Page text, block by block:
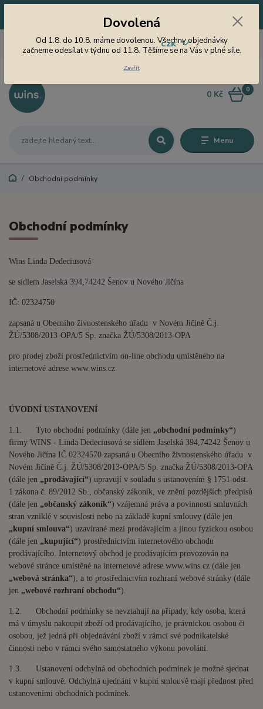
začneme odesílat v týdnu od 11.8. Těšíme se na Vás v plné síle.
Menu
CZK
605 747 185
Jsme tu pro Vás od 9 do 15
hodin
0
0 Kč
Obchodní podmínky
Obchodní podmínky
Wins Linda Dedeciusová
se sídlem Jaselská 394,74242 Šenov u Nového Jičína
IČ: 02324750
zapsaná u Obecního živnostenského úřadu v Novém Jičíně Č.j.
ŽÚ/5308/2013-OPA/5 Sp. značka ŽÚ/5308/2013-OPA
pro prodej zboží prostřednictvím on-line obchodu umístěného na
internetové adrese www.wins.cz
ÚVODNÍ USTANOVENÍ
1.1. Tyto obchodní podmínky (dále jen „obchodní podmínky“)
firmy WINS - Linda Dedeciusová se sídlem Jaselská 394,74242 Šenov u
Nového Jičína IČ 02324570 zapsaná u Obecního živnostenského úřadu v
Novém Jičíně Č.j. ŽÚ/5308/2013-OPA/5 Sp. značka ŽÚ/5308/2013-OPA
(dále jen „prodávající“) upravují v souladu s ustanovením § 1751 odst.
1 zákona č. 89/2012 Sb., občanský zákoník, ve znění pozdějších předpisů
(dále jen „občanský zákoník“) vzájemná práva a povinnosti smluvních
stran vzniklé v souvislosti nebo na základě kupní smlouvy (dále jen
„kupní smlouva“) uzavírané mezi prodávajícím a jinou fyzickou osobou
(dále jen „kupující“) prostřednictvím internetového obchodu
prodávajícího. Internetový obchod je prodávajícím provozován na
webové stránce umístěné na internetové adrese www.wins.cz (dále jen
„webová stránka“), a to prostřednictvím rozhraní webové stránky (dále
jen „webové rozhraní obchodu“).
1.2. Obchodní podmínky se nevztahují na případy, kdy osoba, která
má v úmyslu nakoupit zboží od prodávajícího, je právnickou osobou či
osobou, jež jedná při objednávání zboží v rámci své podnikatelské
činnosti nebo v rámci svého samostatného výkonu povolání.
1.3. Ustanovení odchylná od obchodních podmínek je možné sjednat
v kupní smlouvě. Odchylná ujednání v kupní smlouvě mají přednost před
ustanoveními obchodních podmínek.
Dovolená
Od 1.8. do 10.8. máme dovolenou. Všechny objednávky
začneme odesílat v týdnu od 11.8. Těšíme se na Vás v plné síle.
Zavřít